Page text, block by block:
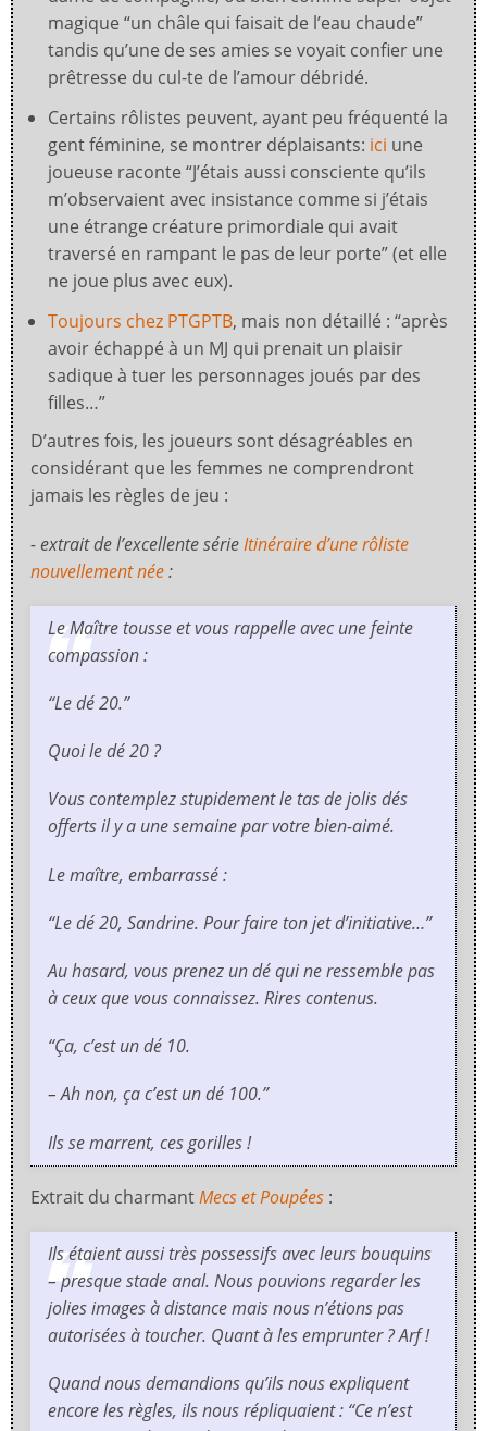
magique “un châle qui faisait de l’eau chaude”
tandis qu’une de ses amies se voyait confier une
prêtresse du cul-te de l’amour débridé.
Certains rôlistes peuvent, ayant peu fréquenté la
gent féminine, se montrer déplaisants: ici une
joueuse raconte “J’étais aussi consciente qu’ils
m’observaient avec insistance comme si j’étais
une étrange créature primordiale qui avait
traversé en rampant le pas de leur porte” (et elle
ne joue plus avec eux).
Toujours chez PTGPTB, mais non détaillé : “après
avoir échappé à un MJ qui prenait un plaisir
sadique à tuer les personnages joués par des
filles…”
D’autres fois, les joueurs sont désagréables en
considérant que les femmes ne comprendront
jamais les règles de jeu :
- extrait de l’excellente sérieItinéraire d’une rôliste
nouvellement née:
Le Maître tousse et vous rappelle avec une feinte
compassion :
“Le dé 20.”
Quoi le dé 20 ?
Vous contemplez stupidement le tas de jolis dés
offerts il y a une semaine par votre bien-aimé.
Le maître, embarrassé :
“Le dé 20, Sandrine. Pour faire ton jet d’initiative…”
Au hasard, vous prenez un dé qui ne ressemble pas
à ceux que vous connaissez. Rires contenus.
“Ça, c’est un dé 10.
– Ah non, ça c’est un dé 100.”
Ils se marrent, ces gorilles !
Extrait du charmantMecs et Poupées :
Ils étaient aussi très possessifs avec leurs bouquins
– presque stade anal. Nous pouvions regarder les
jolies images à distance mais nous n’étions pas
autorisées à toucher. Quant à les emprunter ? Arf !
Quand nous demandions qu’ils nous expliquent
encore les règles, ils nous répliquaient : “Ce n’est